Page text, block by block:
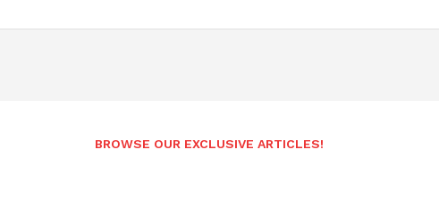
BROWSE OUR EXCLUSIVE ARTICLES!